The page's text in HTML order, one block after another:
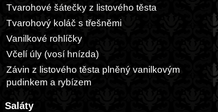
Tvarohové šátečky z listového těsta
Tvarohový koláč s třešněmi
Vanilkové rohlíčky
Včelí úly (vosí hnízda)
Závin z listového těsta plněný vanilkovým
pudinkem a rybízem
Saláty